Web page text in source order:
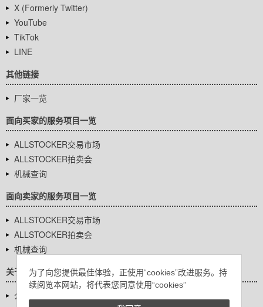
为了向您提供最佳体验，正使用“cookies”改进服务。持
续阅览本网站，将代表您同意使用“cookies”
X (Formerly Twitter)
YouTube
TikTok
LINE
其他链接
厂家一览
面向买家的服务项目一览
ALLSTOCKER交易市场
ALLSTOCKER拍卖会
机械查询
面向卖家的服务项目一览
ALLSTOCKER交易市场
ALLSTOCKER拍卖会
机械查询
关于我们
公司基本信息